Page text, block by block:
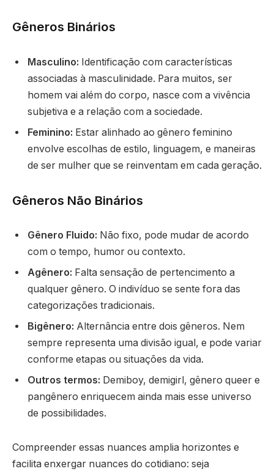
Gêneros Binários
Masculino: Identificação com características
associadas à masculinidade. Para muitos, ser
homem vai além do corpo, nasce com a vivência
subjetiva e a relação com a sociedade.
Feminino: Estar alinhado ao gênero feminino
envolve escolhas de estilo, linguagem, e maneiras
de ser mulher que se reinventam em cada geração.
Gêneros Não Binários
Gênero Fluido: Não fixo, pode mudar de acordo
com o tempo, humor ou contexto.
Agênero: Falta sensação de pertencimento a
qualquer gênero. O indivíduo se sente fora das
categorizações tradicionais.
Bigênero: Alternância entre dois gêneros. Nem
sempre representa uma divisão igual, e pode variar
conforme etapas ou situações da vida.
Outros termos: Demiboy, demigirl, gênero queer e
pangênero enriquecem ainda mais esse universo
de possibilidades.
Compreender essas nuances amplia horizontes e
facilita enxergar nuances do cotidiano: seja